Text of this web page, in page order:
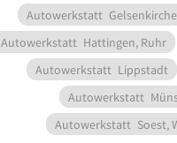
Autowerkstatt
Autowerkstatt Hattingen, Ruhr
Autowerkstatt Lippstadt
Autowerkstatt
Autowerkstatt Soest,